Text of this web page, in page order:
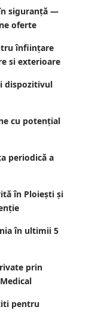
siguranță —
oferte
înființare
si exterioare
dispozitivul
cu potențial
periodică a
în Ploiești și
în ultimii 5
prin
pentru